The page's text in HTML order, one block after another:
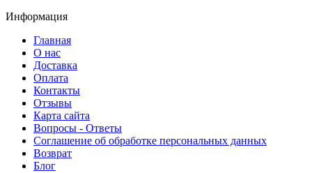
Информация
Главная
О нас
Доставка
Оплата
Контакты
Отзывы
Карта сайта
Вопросы - Ответы
Соглашение об обработке персональных данных
Возврат
Блог